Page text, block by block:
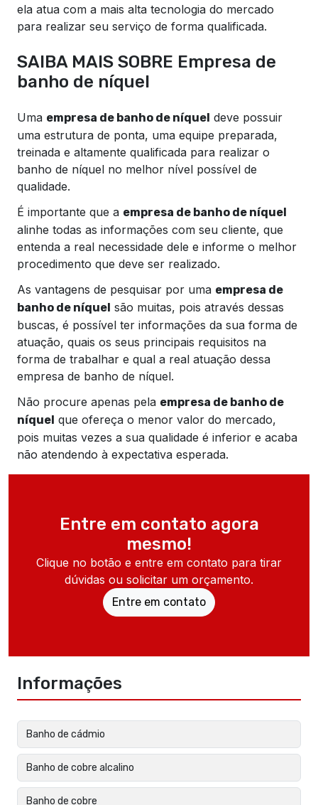
ela atua com a mais alta tecnologia do mercado
para realizar seu serviço de forma qualificada.
SAIBA MAIS SOBRE Empresa de
banho de níquel
Uma empresa de banho de níquel deve possuir
uma estrutura de ponta, uma equipe preparada,
treinada e altamente qualificada para realizar o
banho de níquel no melhor nível possível de
qualidade.
É importante que a empresa de banho de níquel
alinhe todas as informações com seu cliente, que
entenda a real necessidade dele e informe o melhor
procedimento que deve ser realizado.
As vantagens de pesquisar por uma empresa de
banho de níquel são muitas, pois através dessas
buscas, é possível ter informações da sua forma de
atuação, quais os seus principais requisitos na
forma de trabalhar e qual a real atuação dessa
empresa de banho de níquel.
Não procure apenas pela empresa de banho de
níquel que ofereça o menor valor do mercado,
pois muitas vezes a sua qualidade é inferior e acaba
não atendendo à expectativa esperada.
Entre em contato agora
mesmo!
Clique no botão e entre em contato para tirar
dúvidas ou solicitar um orçamento.
Entre em contato
Informações
Banho de cádmio
Banho de cobre alcalino
Banho de cobre